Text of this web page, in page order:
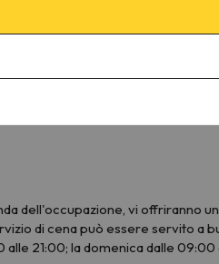
Gli asciugamani
dell'occupazione, vi offriranno
di cena può essere servito a
alle 21:00; la domenica dalle